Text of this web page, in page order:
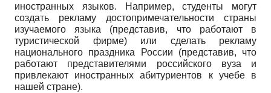
иностранных языков. Например, студенты могут
создать рекламу достопримечательности страны
изучаемого языка (представив, что работают в
туристической фирме) или сделать рекламу
национального праздника России (представив, что
работают представителями российского вуза и
привлекают иностранных абитуриентов к учебе в
нашей стране).